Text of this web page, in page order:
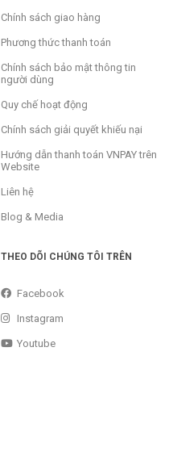
Chính sách giao hàng
Phương thức thanh toán
Chính sách bảo mật thông tin
người dùng
Quy chế hoạt động
Chính sách giải quyết khiếu nại
Hướng dẫn thanh toán VNPAY trên
Website
Liên hệ
Blog & Media
THEO DÕI CHÚNG TÔI TRÊN
Facebook
Instagram
Youtube